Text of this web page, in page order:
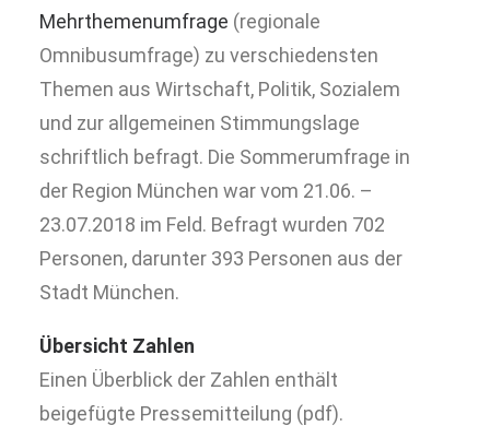
Mehrthemenumfrage (regionale
Omnibusumfrage) zu verschiedensten
Themen aus Wirtschaft, Politik, Sozialem
und zur allgemeinen Stimmungslage
schriftlich befragt. Die Sommerumfrage in
der Region München war vom 21.06. –
23.07.2018 im Feld. Befragt wurden 702
Personen, darunter 393 Personen aus der
Stadt München.
Übersicht Zahlen
Einen Überblick der Zahlen enthält
beigefügte Pressemitteilung (pdf).